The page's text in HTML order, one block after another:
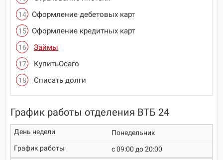
Оформление дебетовых карт
Оформление кредитных карт
Займы
КупитьОсаго
Списать долги
График работы отделения ВТБ 24
Понедельник
c 09:00 до 20:00